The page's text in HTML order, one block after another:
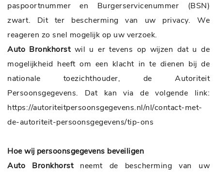
paspoortnummer en Burgerservicenummer (BSN)
zwart. Dit ter bescherming van uw privacy. We
reageren zo snel mogelijk op uw verzoek.
Auto Bronkhorstwil u er tevens op wijzen dat u de
mogelijkheid heeft om een klacht in te dienen bij de
nationale toezichthouder, de Autoriteit
Persoonsgegevens. Dat kan via de volgende link:
https://autoriteitpersoonsgegevens.nl/nl/contact-met-
de-autoriteit-persoonsgegevens/tip-ons
Hoe wij persoonsgegevens beveiligen
Auto Bronkhorstneemt de bescherming van uw